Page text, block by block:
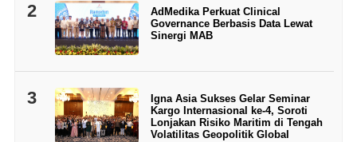
2
AdMedika Perkuat Clinical
Governance Berbasis Data Lewat
Sinergi MAB
3
Igna Asia Sukses Gelar Seminar
Kargo Internasional ke-4, Soroti
Lonjakan Risiko Maritim di Tengah
Volatilitas Geopolitik Global